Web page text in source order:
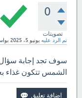
0
تصويتات
تم الرد عليه يونيو 5، 2025
سوف تجد إجابة سؤال
الشمس تتكون غذاء